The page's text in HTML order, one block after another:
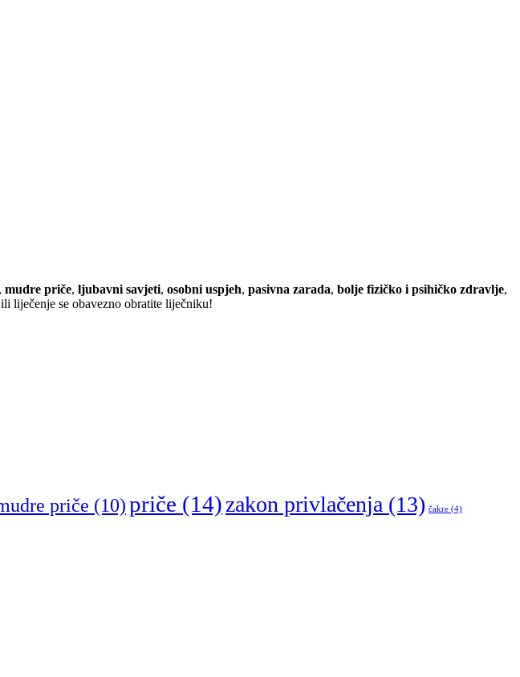
, mudre priče, ljubavni savjeti, osobni uspjeh, pasivna zarada, bolje fizičko i psihičko zdravlje,
liječenje se obavezno obratite liječniku!
priče (10)priče (14)zakon privlačenja (13) čakre (4)